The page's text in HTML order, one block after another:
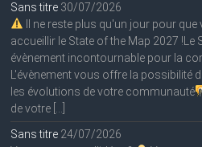
Sans titre 30/07/2026
Il ne reste plus qu'un jour pour
accueillir le State of the Map 2027 !Le
évènement incontournable pour la
L'évènement vous offre la possibilité
les évolutions de votre communauté
de votre […]
Sans titre 24/07/2026